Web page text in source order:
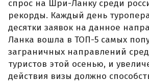
спрос на Шри-Ланку среди
рекорды. Каждый день
десятки заявок на данное
Ланка вошла в ТОП-5 самых
заграничных направлений
туристов этой осенью, и
действия визы должно